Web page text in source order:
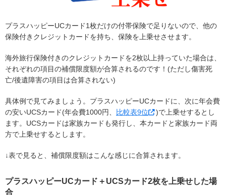
プラスハッピーUCカード1枚だけの付帯保険で足りないので、他の
保険付きクレジットカードを持ち、保険を上乗せさせます。
海外旅行保険付きのクレジットカードを2枚以上持っていた場合は、
それぞれの項目の補償限度額が合算されるのです！(ただし傷害死
亡/後遺障害の項目は合算されない)
具体例で見てみましょう。プラスハッピーUCカードに、次に年会費
の安いUCSカード(年会費1000円、
比較表9位
)で上乗せするとし
ます。UCSカードは家族カードも発行し、本カードと家族カード両
方で上乗せするとします。
↓表で見ると、補償限度額はこんな感じに合算されます。
プラスハッピーUCカード＋UCSカード2枚を上乗せした場
合